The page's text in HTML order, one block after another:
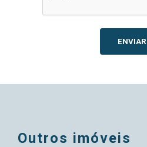
ENVIAR
outros imóveis